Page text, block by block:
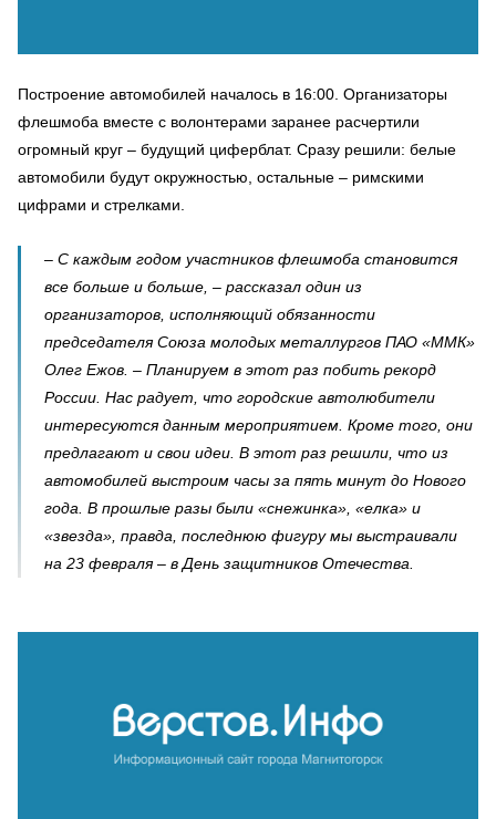
Построение автомобилей началось в 16:00. Организаторы
флешмоба вместе с волонтерами заранее расчертили
огромный круг – будущий циферблат. Сразу решили: белые
автомобили будут окружностью, остальные – римскими
цифрами и стрелками.
– С каждым годом участников флешмоба становится
все больше и больше, – рассказал один из
организаторов, исполняющий обязанности
председателя Союза молодых металлургов ПАО «ММК»
Олег Ежов. – Планируем в этот раз побить рекорд
России. Нас радует, что городские автолюбители
интересуются данным мероприятием. Кроме того, они
предлагают и свои идеи. В этот раз решили, что из
автомобилей выстроим часы за пять минут до Нового
года. В прошлые разы были «снежинка», «елка» и
«звезда», правда, последнюю фигуру мы выстраивали
на 23 февраля – в День защитников Отечества.